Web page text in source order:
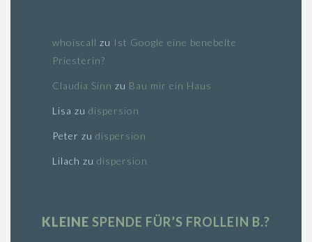
whoiscall zu Ist Google eine benebelte
Priesterin?
Claudia Sinn zu Bau mir ein Haus
Lisa zu dispersion
Peter zu dispersion
Lilach zu dispersion
KLEINE SPENDE FÜR’S FROLLEIN B.?